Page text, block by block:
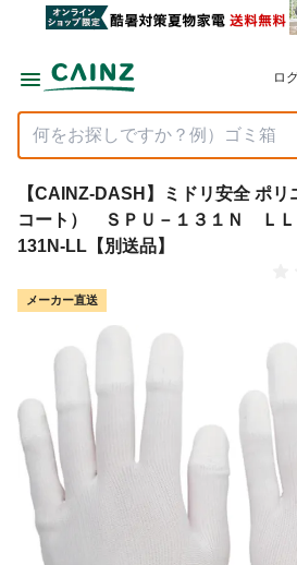
ロ
【CAINZ-DASH】ミドリ安全 ポ
コート） ＳＰＵ－１３１Ｎ Ｌ
131N-LL【別送品】
メーカー直送